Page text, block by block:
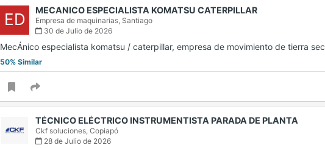
ED MECANICO ESPECIALISTA KOMATSU CATERPILLAR
Empresa de maquinarias, Santiago
30 de Julio de 2026
MecÁnico especialista komatsu / caterpillar, empresa de movimiento de tierra
50% Similar
TÉCNICO ELÉCTRICO INSTRUMENTISTA PARADA DE PLANTA
Ckf soluciones, Copiapó
28 de Julio de 2026